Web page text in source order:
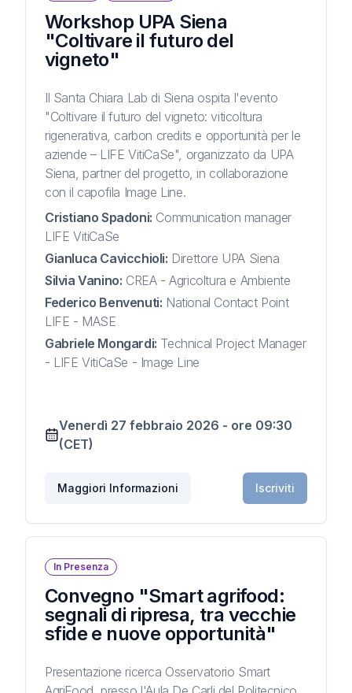
Workshop UPA Siena
"Coltivare il futuro del
vigneto"
Il Santa Chiara Lab di Siena ospita l'evento
"Coltivare il futuro del vigneto: viticoltura
rigenerativa, carbon credits e opportunità per le
aziende – LIFE VitiCaSe", organizzato da UPA
Siena, partner del progetto, in collaborazione
con il capofila Image Line.
Cristiano Spadoni: Communication manager
LIFE VitiCaSe
Gianluca Cavicchioli: Direttore UPA Siena
Silvia Vanino: CREA - Agricoltura e Ambiente
Federico Benvenuti: National Contact Point
LIFE - MASE
Gabriele Mongardi: Technical Project Manager
- LIFE VitiCaSe - Image Line
Venerdì 27 febbraio 2026 - ore 09:30
(CET)
Maggiori Informazioni Iscriviti
In Presenza
Convegno "Smart agrifood:
segnali di ripresa, tra vecchie
sfide e nuove opportunità"
Presentazione ricerca Osservatorio Smart